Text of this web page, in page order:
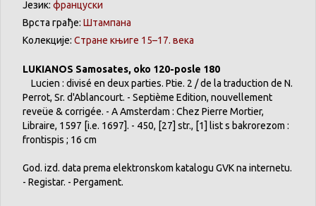
Језик: француски
Врста грађе: Штампана
Колекције: Стране књиге 15–17. века
LUKIANOS Samosates, oko 120-posle 180
Lucien : divisé en deux parties. Ptie. 2 / de la traduction de N.
Perrot, Sr. d'Ablancourt. - Septième Edition, nouvellement
reveüe & corrigée. - A Amsterdam : Chez Pierre Mortier,
Libraire, 1597 [i.e. 1697]. - 450, [27] str., [1] list s bakrorezom :
frontispis ; 16 cm
God. izd. data prema elektronskom katalogu GVK na internetu.
- Registar. - Pergament.